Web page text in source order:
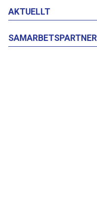
AKTUELLT
SAMARBETSPARTNER